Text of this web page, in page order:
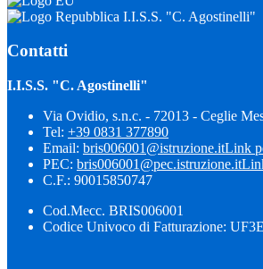
I.I.S.S. "C. Agostinelli"
Contatti
I.I.S.S. "C. Agostinelli"
Via Ovidio, s.n.c. - 72013 - Ceglie
Tel: +39 0831 377890
Email: bris006001@istruzione.itLink
PEC: bris006001@pec.istruzione.it
C.F.: 90015850747
Cod.Mecc. BRIS006001
Codice Univoco di Fatturazione: